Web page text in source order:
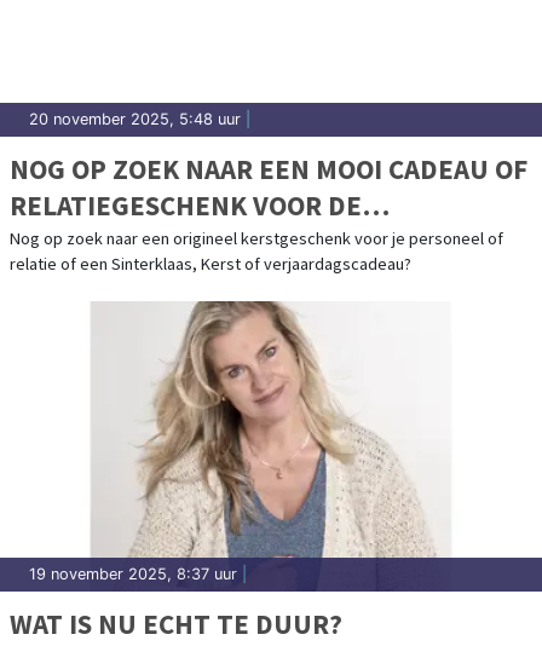
20 november 2025, 5:48 uur
NOG OP ZOEK NAAR EEN MOOI CADEAU OF
RELATIEGESCHENK VOOR DE
FEESTDAGEN?
Nog op zoek naar een origineel kerstgeschenk voor je personeel of
relatie of een Sinterklaas, Kerst of verjaardagscadeau?
19 november 2025, 8:37 uur
WAT IS NU ECHT TE DUUR?